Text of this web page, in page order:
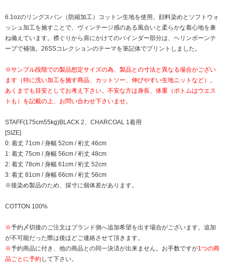
6.1ozのリングスパン（防縮加工）コットン生地を使用。顔料染めとソフトウォ
ッシュ加工を施すことで、ヴィンテージ感のある風合いと柔らかな着心地を兼
ね備えています。襟ぐりから肩にかけてのバインダー部分は、ヘリンボーンテ
ープで補強。26SSコレクションのテーマを筆記体でプリントしました。
※サンプル段階での製品想定サイズの為、製品との寸法と異なる場合がござい
ます（特に洗い加工を施す商品、カットソー、伸びやすい生地ニットなど）。
あくまでも目安としてお考え下さい。不安な方は身長、体重（ボトムはウエス
トも）を記載の上、お問い合わせ下さいませ。
STAFF(175cm55kg)BLACK 2、CHARCOAL 1着用
[SIZE]
0: 着丈 71cm / 身幅 52cm / 裄丈 46cm
1: 着丈 75cm / 身幅 56cm / 裄丈 48cm
2: 着丈 78cm / 身幅 61cm / 裄丈 52cm
3: 着丈 81cm / 身幅 66cm / 裄丈 56cm
※後染め製品のため、採寸に個体差があります。
COTTON 100%
※予約〆切後のご注文はブランド側へ追加希望を出す場合がございます。追加
が不可能だった際は後ほどご連絡させて頂きます。
※予約商品に付き、他の商品との同一決済が出来ません。お手数ですが1つの商
品ごとに予約して下さい。